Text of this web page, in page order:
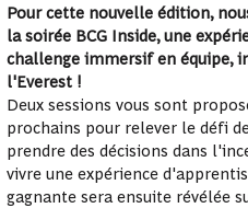
Pour cette nouvelle édition,
la soirée BCG Inside, une
challenge immersif en équipe,
l'Everest !
Deux sessions vous sont
prochains pour relever le défi
prendre des décisions dans
vivre une expérience
gagnante sera ensuite révélée